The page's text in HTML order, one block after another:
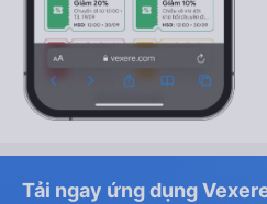
Tải ngay ứng dụng